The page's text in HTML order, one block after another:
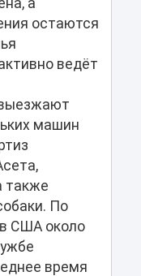
остаются
ведёт
машин
также
По
США около
время